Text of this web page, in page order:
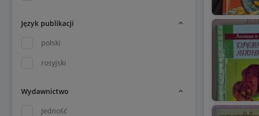
Język publikacji
polski
rosyjski
Wydawnictwo
Jedność